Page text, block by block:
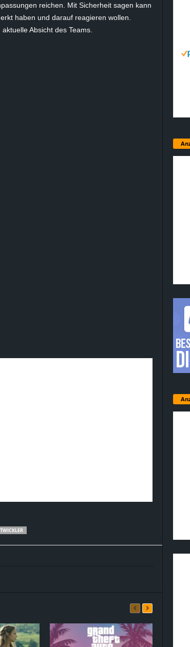
reichen. Mit Sicherheit sagen kann
haben und darauf reagieren wollen.
Absicht des Teams.